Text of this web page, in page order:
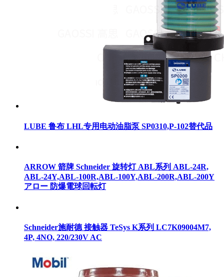
LUBE 鲁布 LHL专用电动油脂泵 SP0310,P-102替代品
ARROW 箭牌 Schneider 旋转灯 ABL系列 ABL‐24R,
ABL‐24Y,ABL‐100R,ABL‐100Y,ABL‐200R,ABL‐200Y
アロー 防爆電球回転灯
Schneider施耐德 接触器 TeSys K系列 LC7K09004M7,
4P, 4NO, 220/230V AC